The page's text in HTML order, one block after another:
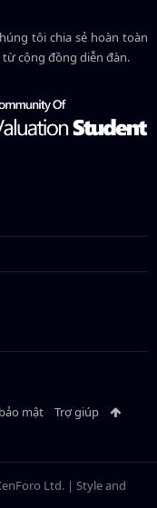
tôi chia sẻ hoàn toàn
cộng đồng diễn đàn.
mật Trợ giúp
Ltd. | Style and